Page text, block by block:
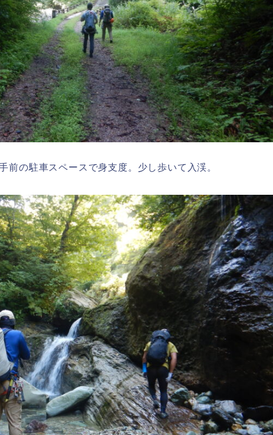
前の駐車スペースで身支度。少し歩いて入渓。